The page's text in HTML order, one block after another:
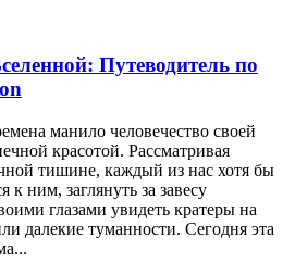
Путеводитель по
манило человечество своей
красотой. Рассматривая
тишине, каждый из нас хотя бы
к ним, заглянуть за завесу
глазами увидеть кратеры на
далекие туманности. Сегодня эта